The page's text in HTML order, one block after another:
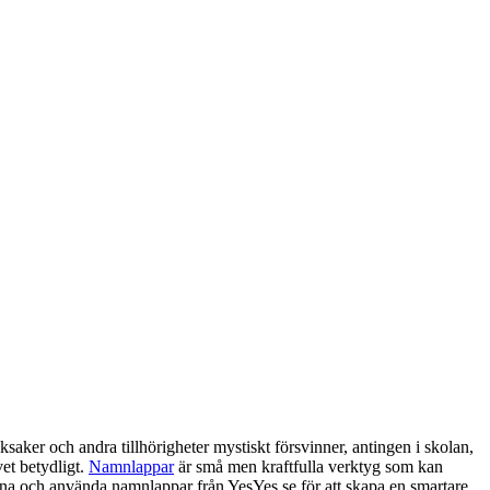
och andra tillhörigheter mystiskt försvinner, antingen i skolan,
betydligt. Namnlapparär små men kraftfulla verktyg som kan
och använda namnlappar från YesYes.se för att skapa en smartare